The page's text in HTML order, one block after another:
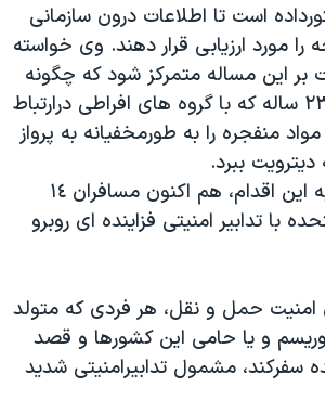
کادر رهبری ایران
۹۸
نوبل صلح
آمریکا «سی‌پک»
است تا اطلاعات درون سازمانی
را مورد ارزیابی قرار دهند. وی خواسته
بر این مساله متمرکز شود که چگونه
مرد نیجریه ای تبار٢٣ ساله که با گروه های افراطی درارتباط
منفجره را به طورمخفیانه به پرواز
ببرد.
در واکنشی نسبت به این اقدام، هم اکنون مسافران ١٤
با تدابیر امنیتی فزاینده ای روبرو
امنیت حمل و نقل، هر فردی که متولد
و یا حامی این کشورها و قصد
سفرکند، مشمول تدابیرامنیتی شدید